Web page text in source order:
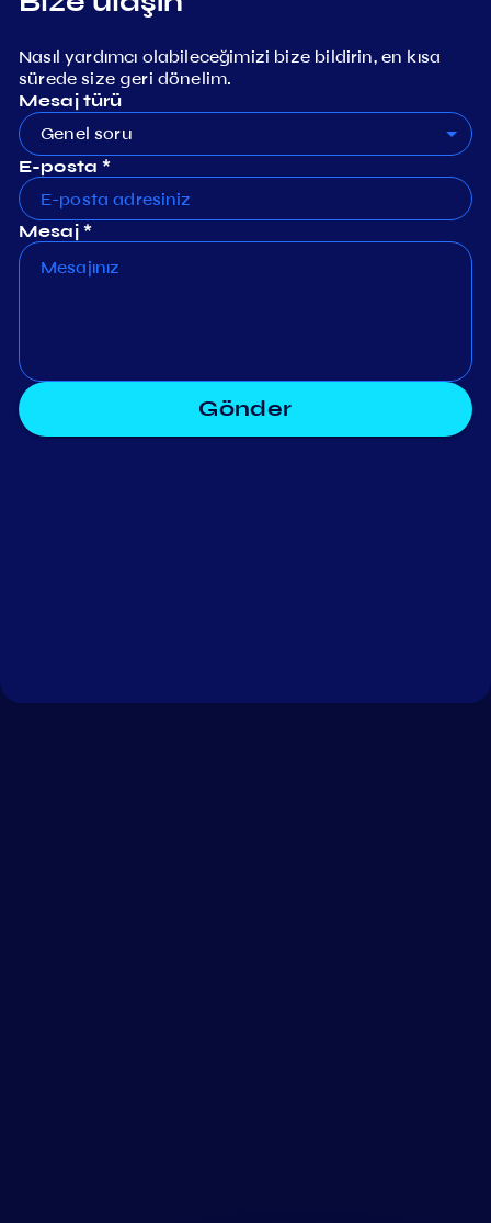
Nasıl yardımcı olabileceğimizi bize bildirin, en kısa
sürede size geri dönelim.
Mesaj türü
Genel soru
E-posta *
Mesaj *
Gönder